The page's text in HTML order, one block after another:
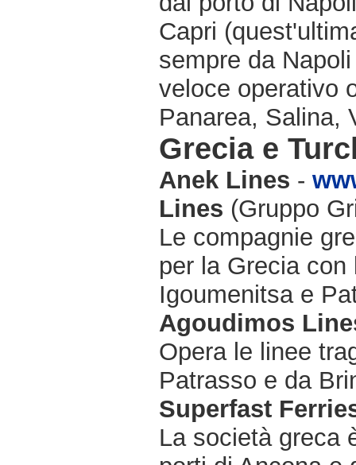
Capri
sempre da
veloce operativo
Panarea, Salina,
Grecia e
Anek Lines -
Lines (Gruppo
Le compagnie
per la Grecia
Igoumenitsa e
Agoudimos
Opera le linee
Patrasso e da
Superfast
La società greca